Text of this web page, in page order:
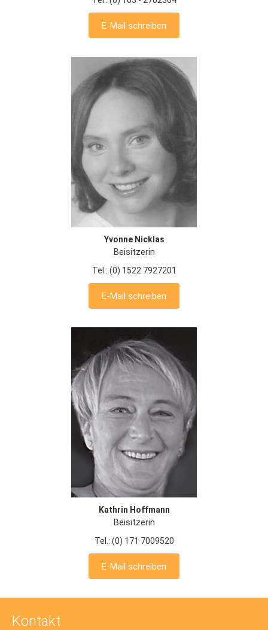
E-Mail schreiben
Yvonne Nicklas
Beisitzerin
Tel.: (0) 1522 7927201
E-Mail schreiben
Kathrin Hoffmann
Beisitzerin
Tel.: (0) 171 7009520
E-Mail schreiben
Kontakt